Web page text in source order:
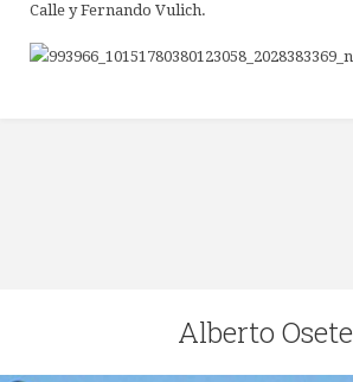
Calle y Fernando Vulich.
Alberto Osete